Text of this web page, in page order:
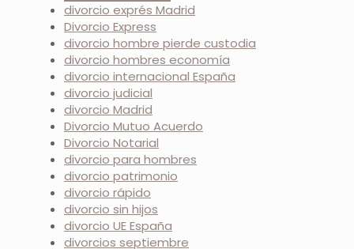
divorcio exprés Madrid
Divorcio Express
divorcio hombre pierde custodia
divorcio hombres economía
divorcio internacional España
divorcio judicial
divorcio Madrid
Divorcio Mutuo Acuerdo
Divorcio Notarial
divorcio para hombres
divorcio patrimonio
divorcio rápido
divorcio sin hijos
divorcio UE España
divorcios septiembre